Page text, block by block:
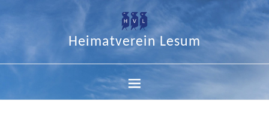
Heimatverein Lesum